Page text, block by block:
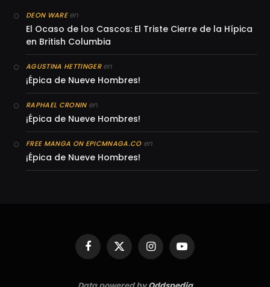
DEON WAREen
El Ocaso de los Cascos: El Triste Cierre de la Hípica
en British Columbia
AGUSTINA HETTINGERen
¡Épica de Nueve Hombres!
RAPHAEL CRONINen
¡Épica de Nueve Hombres!
FREE MANGA ON EPICMNAGA.COen
¡Épica de Nueve Hombres!
Facebook
X
(Twitter)
InstagramYouTube